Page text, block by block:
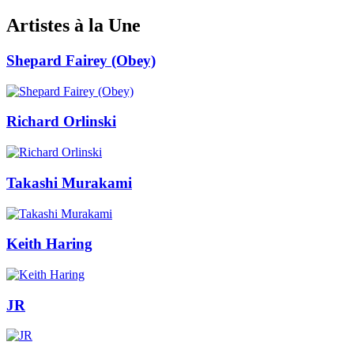
Artistes à la Une
Shepard Fairey (Obey)
Richard Orlinski
Takashi Murakami
Keith Haring
JR